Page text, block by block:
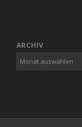
ARCHIV